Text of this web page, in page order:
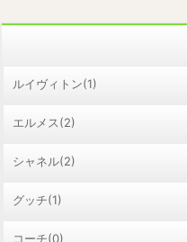
ルイヴィトン(1)
エルメス(2)
シャネル(2)
グッチ(1)
コーチ(0)